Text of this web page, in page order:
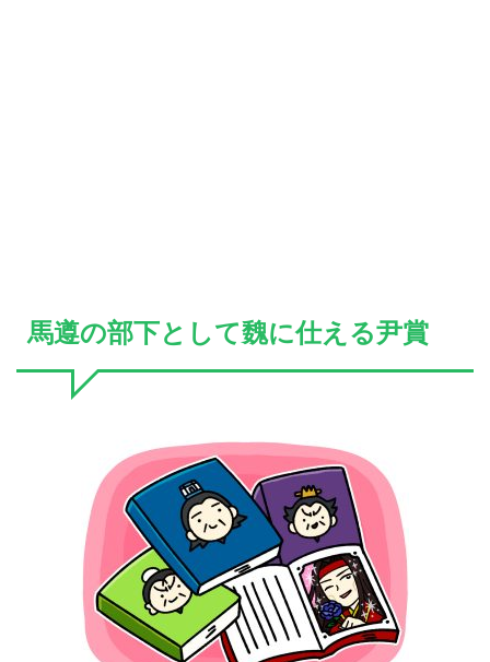
馬遵の部下として魏に仕える尹賞